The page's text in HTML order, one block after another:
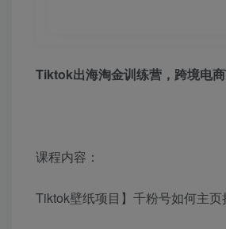
Tiktok出海淘金训练营，跨境电
课程内容：
Tiktok壁纸项目】千粉号如何主